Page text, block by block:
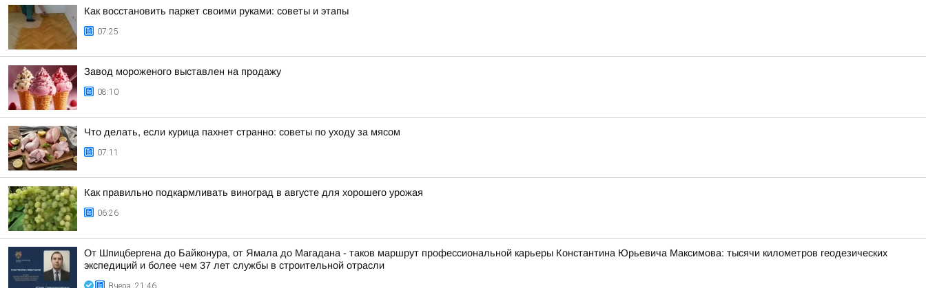
Как восстановить паркет своими руками: советы и этапы
07:25
Завод мороженого выставлен на продажу
08:10
Что делать, если курица пахнет странно: советы по уходу за мясом
07:11
Как правильно подкармливать виноград в августе для хорошего урожая
06:26
От Шпицбергена до Байконура, от Ямала до Магадана - таков маршрут профессиональной карьеры Константина Юрьевича Максимова: тысячи километров геодезических
экспедиций и более чем 37 лет службы в строительной отрасли
Вчера, 21:46